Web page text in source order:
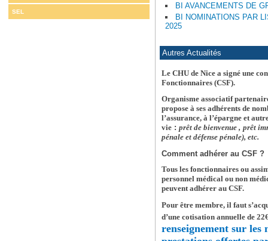
SEL
BI AVANCEMENTS DE
BI NOMINATIONS PAR
2025
Autres Actualités
Le CHU de Nice a signé une
Fonctionnaires (CSF).
Organisme associatif
propose à ses adhérents de
l’assurance, à l’épargne et
vie : prêt de bienvenue , prêt
pénale et défense pénale), etc.
Comment adhérer au CSF ?
Tous les fonctionnaires ou
personnel médical ou non
peuvent adhérer au CSF.
Pour être membre, il faut
d’une cotisation annuelle de
renseignement sur les